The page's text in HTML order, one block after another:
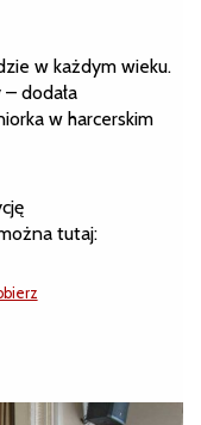
w każdym wieku.
dodała
w harcerskim
tutaj: